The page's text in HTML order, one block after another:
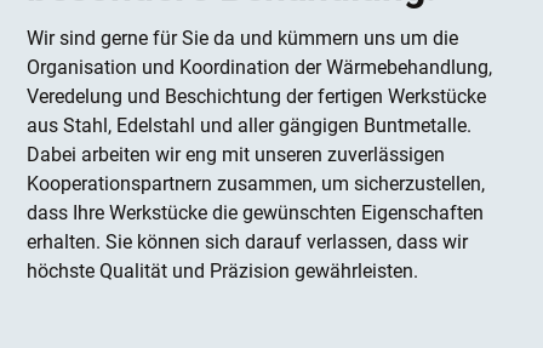
Wir sind gerne für Sie da und kümmern uns um die
Organisation und Koordination der Wärmebehandlung,
Veredelung und Beschichtung der fertigen Werkstücke
aus Stahl, Edelstahl und aller gängigen Buntmetalle.
Dabei arbeiten wir eng mit unseren zuverlässigen
Kooperationspartnern zusammen, um sicherzustellen,
dass Ihre Werkstücke die gewünschten Eigenschaften
erhalten. Sie können sich darauf verlassen, dass wir
höchste Qualität und Präzision gewährleisten.